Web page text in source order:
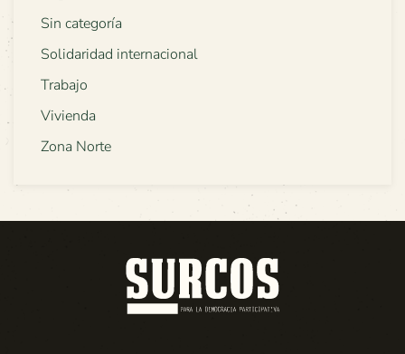
Sin categoría
Solidaridad internacional
Trabajo
Vivienda
Zona Norte